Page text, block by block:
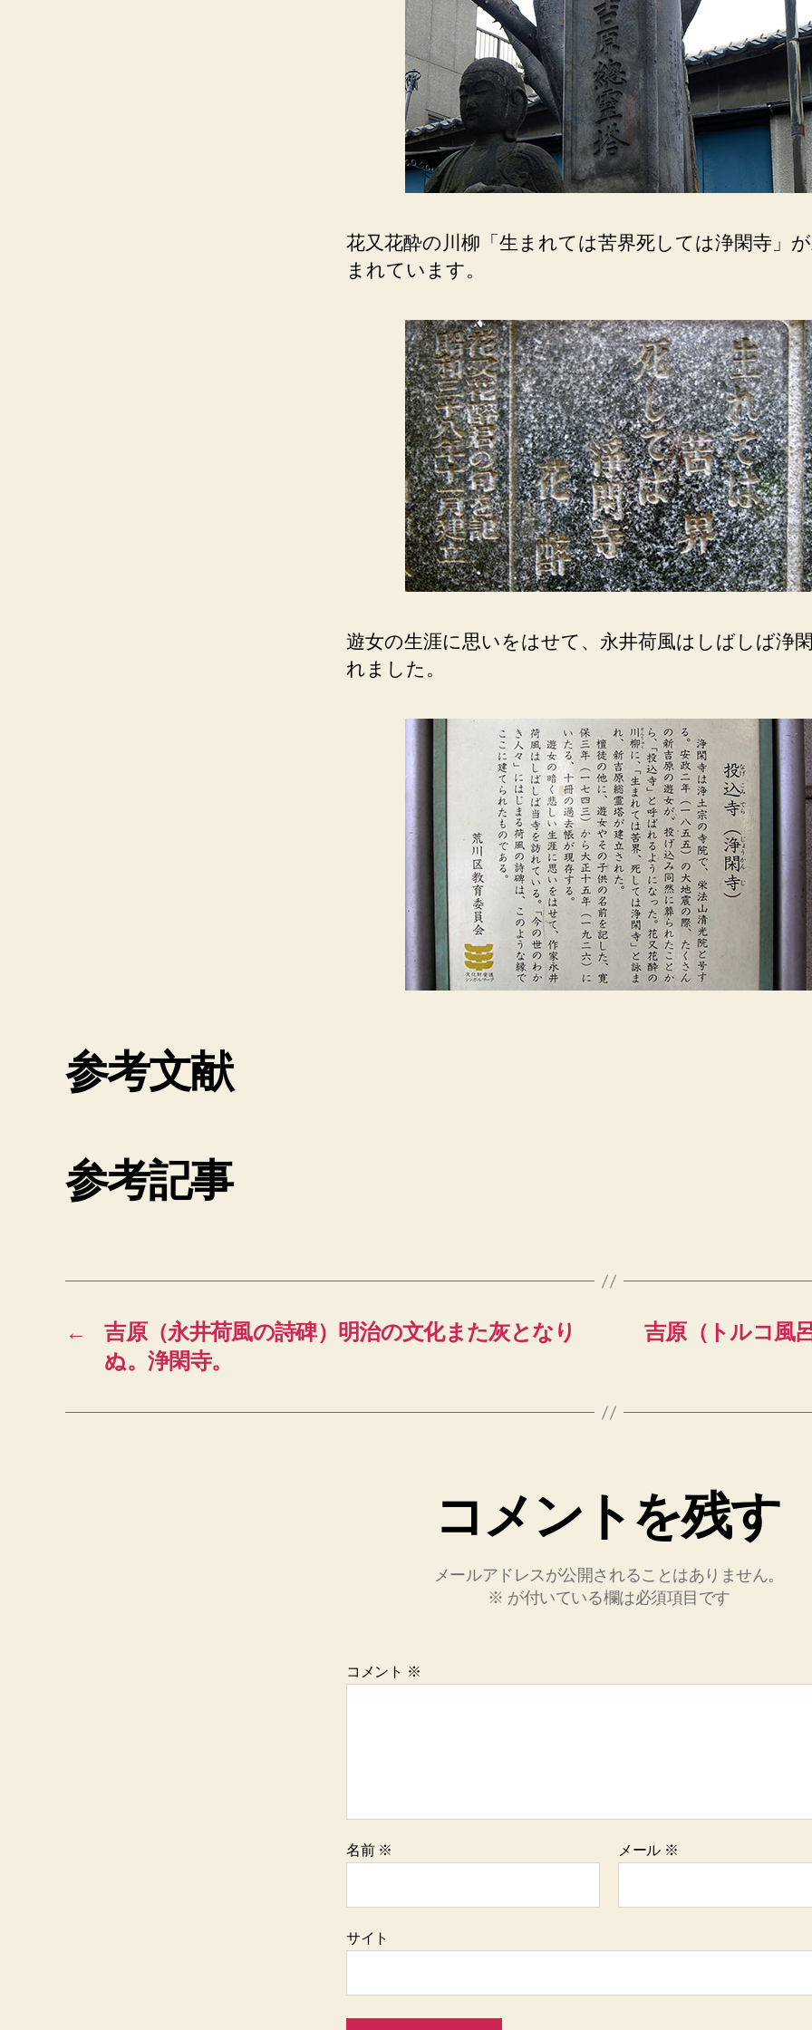
花又花酔の川柳「生まれては苦界死しては浄閑寺」
まれています。
遊女の生涯に思いをはせて、永井荷風はしばしば浄
れました。
参考文献
参考記事
←
吉原（永井荷風の詩碑）明治の文化また灰となり
ぬ。浄閑寺。
吉原（トルコ風
コメントを残す
メールアドレスが公開されることはありません。
※ が付いている欄は必須項目です
コメント ※
名前 ※ メール ※
サイト